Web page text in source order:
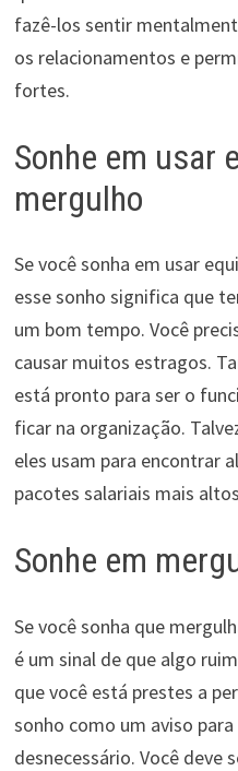
fazê-los sentir
os relacionamentos e
fortes.
Sonhe em usar
mergulho
Se você sonha em usar
esse sonho significa que
um bom tempo. Você
causar muitos estragos.
está pronto para ser o
ficar na organização.
eles usam para encontrar
pacotes salariais mais
Sonhe em
Se você sonha que
é um sinal de que algo
que você está prestes a
sonho como um aviso
desnecessário. Você deve